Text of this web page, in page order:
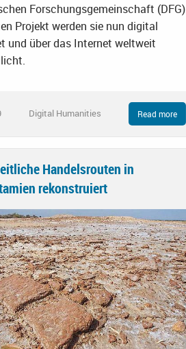
Forschungsgemeinschaft (DFG)
Projekt werden sie nun digital
und über das Internet weltweit
Digital Humanities Read more
Handelsrouten in
rekonstruiert